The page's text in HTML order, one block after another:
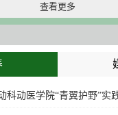
查看更多